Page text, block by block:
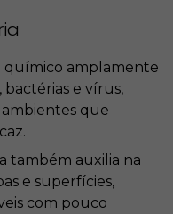
químico amplamente
e vírus,
que
também auxilia na
e superfícies,
com pouco